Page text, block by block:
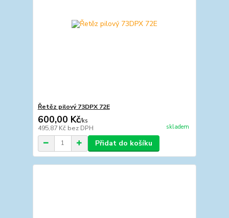
Řetěz pilový 73DPX 72E
600,00 Kč/ks
495,87 Kč bez DPH skladem
Přidat do košíku